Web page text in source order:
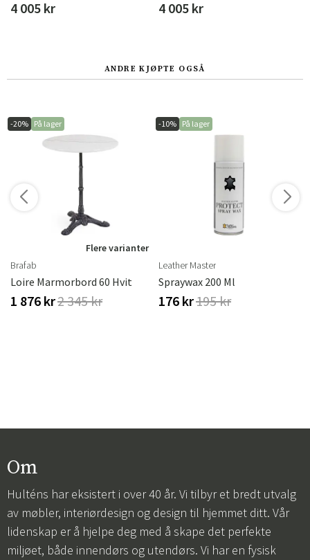
4 005 kr 4 005 kr
ANDRE KJØPTE OGSÅ
-20% På lager
Flere varianter
Brafab
Loire Marmorbord 60 Hvit
1 876 kr2 345 kr
-10% På lager
Leather Master
Spraywax 200 Ml
176 kr195 kr
Om
Hulténs har eksistert i over 40 år. Vi tilbyr et bredt utvalg
av møbler, interiørdesign og design til hjemmet ditt. Vår
lidenskap er å hjelpe deg med å skape det perfekte
miljøet, både innendørs og utendørs. Vi har en fysisk